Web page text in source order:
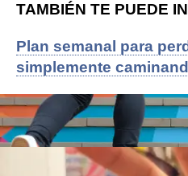
TAMBIÉN TE PUEDE
Plan semanal para
simplemente
Cómo organizar tu